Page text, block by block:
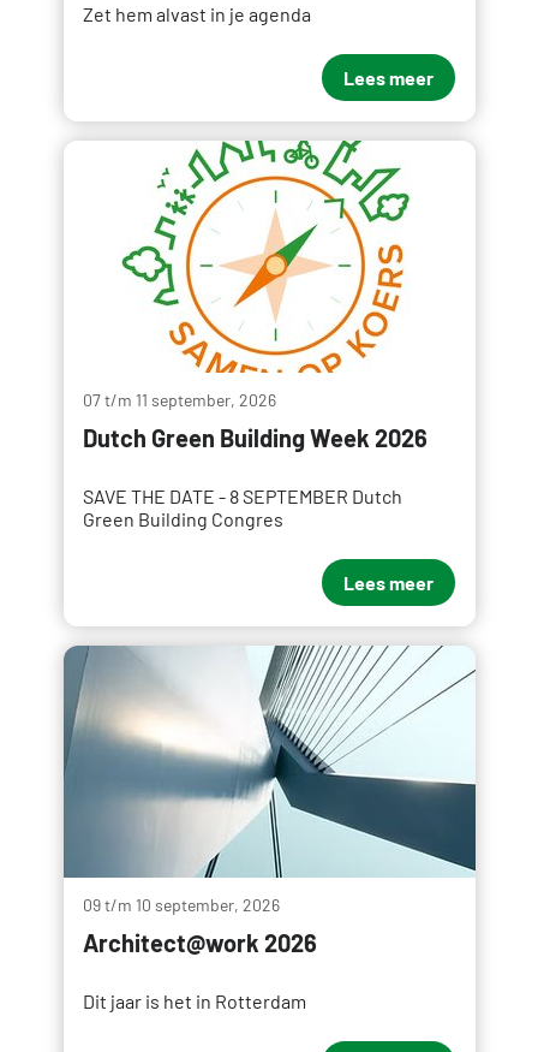
Zet hem alvast in je agenda
Lees meer
07 t/m 11 september, 2026
Dutch Green Building Week 2026
SAVE THE DATE - 8 SEPTEMBER Dutch
Green Building Congres
Lees meer
09 t/m 10 september, 2026
Architect@work 2026
Dit jaar is het in Rotterdam